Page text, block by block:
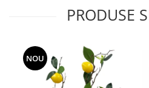
PRODUSE
NOU